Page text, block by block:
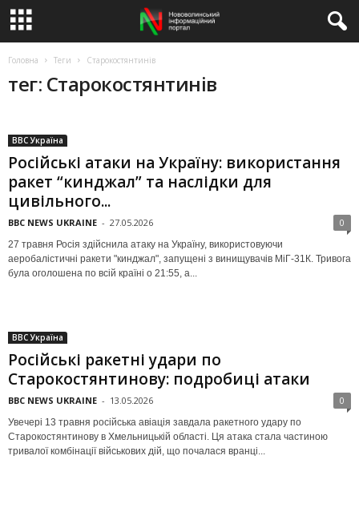
Головна Теги Старокостянтинів
тег: Старокостянтинів
BBC Україна
Російські атаки на Україну: використання
ракет “кинджал” та наслідки для
цивільного...
BBC NEWS UKRAINE - 27.05.2026 0
27 травня Росія здійснила атаку на Україну, використовуючи
аеробалістичні ракети "кинджал", запущені з винищувачів МіГ-31К. Тривога
була оголошена по всій країні о 21:55, а...
BBC Україна
Російські ракетні удари по
Старокостянтинову: подробиці атаки
BBC NEWS UKRAINE - 13.05.2026 0
Увечері 13 травня російська авіація завдала ракетного удару по
Старокостянтинову в Хмельницькій області. Ця атака стала частиною
тривалої комбінації військових дій, що почалася вранці...